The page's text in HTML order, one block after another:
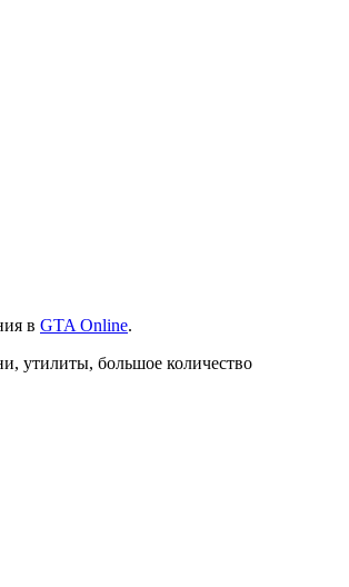
в GTA Online.
утилиты, большое количество